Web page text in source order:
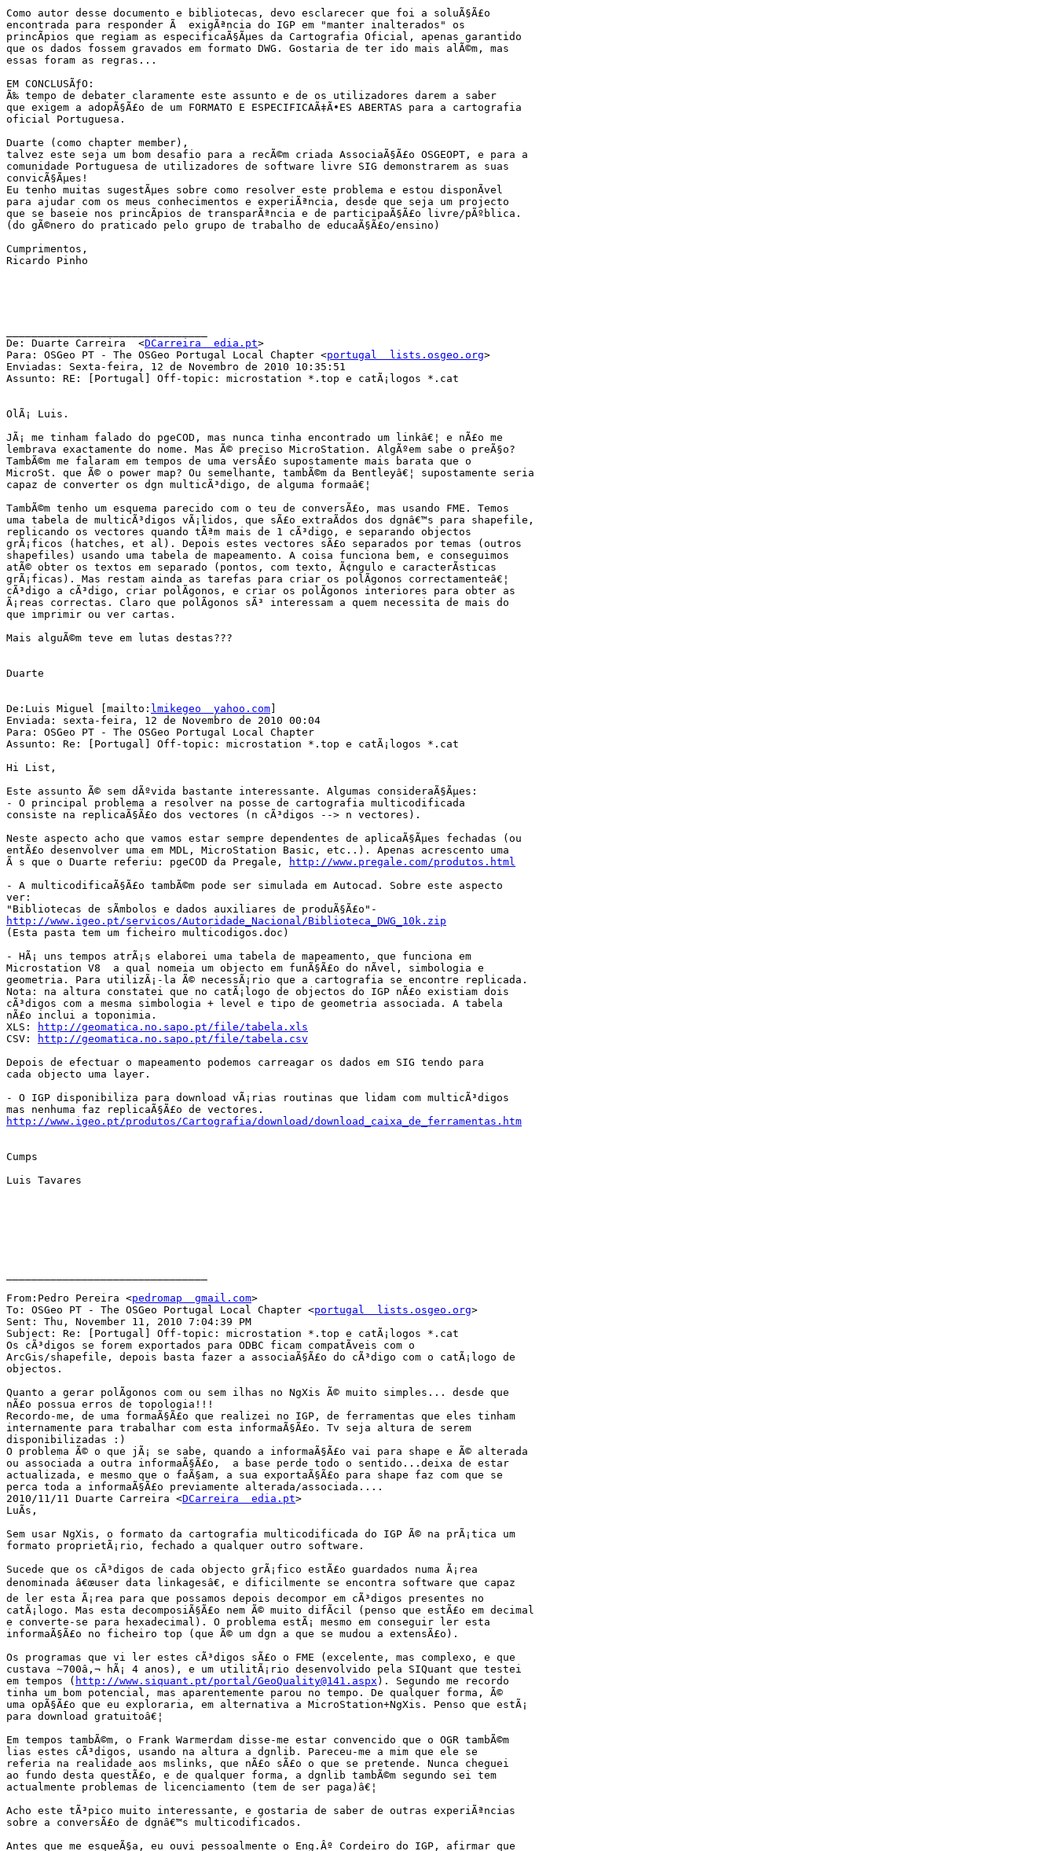
Como autor desse documento e bibliotecas, devo esclarecer que foi a soluÃ§Ã£o
encontrada para responder Ã  exigÃªncia do IGP em "manter inalterados" os
princÃ­pios que regiam as especificaÃ§Ãµes da Cartografia Oficial, apenas garantido
que os dados fossem gravados em formato DWG. Gostaria de ter ido mais alÃ©m, mas
essas foram as regras...
EM CONCLUSÃƒO:
Ã‰ tempo de debater claramente este assunto e de os utilizadores darem a saber
que exigem a adopÃ§Ã£o de um FORMATO E ESPECIFICAÃ‡Ã•ES ABERTAS para a cartografia
oficial Portuguesa.
Duarte (como chapter member),
talvez este seja um bom desafio para a recÃ©m criada AssociaÃ§Ã£o OSGEOPT, e para a
comunidade Portuguesa de utilizadores de software livre SIG demonstrarem as suas
convicÃ§Ãµes!
Eu tenho muitas sugestÃµes sobre como resolver este problema e estou disponÃ­vel
para ajudar com os meus conhecimentos e experiÃªncia, desde que seja um projecto
que se baseie nos princÃ­pios de transparÃªncia e de participaÃ§Ã£o livre/pÃºblica.
(do gÃ©nero do praticado pelo grupo de trabalho de educaÃ§Ã£o/ensino)
Cumprimentos,
Ricardo Pinho
De: Duarte Carreira  <DCarreira  edia.pt>
Para: OSGeo PT - The OSGeo Portugal Local Chapter <portugal  lists.osgeo.org>
Enviadas: Sexta-feira, 12 de Novembro de 2010 10:35:51
Assunto: RE: [Portugal] Off-topic: microstation *.top e catÃ¡logos *.cat
OlÃ¡ Luis.
JÃ¡ me tinham falado do pgeCOD, mas nunca tinha encontrado um linkâ€¦ e nÃ£o me
lembrava exactamente do nome. Mas Ã© preciso MicroStation. AlgÃºem sabe o preÃ§o?
TambÃ©m me falaram em tempos de uma versÃ£o supostamente mais barata que o
MicroSt. que Ã© o power map? Ou semelhante, tambÃ©m da Bentleyâ€¦ supostamente seria
capaz de converter os dgn multicÃ³digo, de alguma formaâ€¦
TambÃ©m tenho um esquema parecido com o teu de conversÃ£o, mas usando FME. Temos
uma tabela de multicÃ³digos vÃ¡lidos, que sÃ£o extraÃ­dos dos dgnâ€™s para shapefile,
replicando os vectores quando tÃªm mais de 1 cÃ³digo, e separando objectos
grÃ¡ficos (hatches, et al). Depois estes vectores sÃ£o separados por temas (outros
shapefiles) usando uma tabela de mapeamento. A coisa funciona bem, e conseguimos
atÃ© obter os textos em separado (pontos, com texto, Ã¢ngulo e caracterÃ­sticas
grÃ¡ficas). Mas restam ainda as tarefas para criar os polÃ­gonos correctamenteâ€¦
cÃ³digo a cÃ³digo, criar polÃ­gonos, e criar os polÃ­gonos interiores para obter as
Ã¡reas correctas. Claro que polÃ­gonos sÃ³ interessam a quem necessita de mais do
que imprimir ou ver cartas.
Mais alguÃ©m teve em lutas destas???
Duarte
De:Luis Miguel [mailto: lmikegeo  yahoo.com
Enviada: sexta-feira, 12 de Novembro de 2010 00:04
Para: OSGeo PT - The OSGeo Portugal Local Chapter
Assunto: Re: [Portugal] Off-topic: microstation *.top e catÃ¡logos *.cat
Hi List,
Este assunto Ã© sem dÃºvida bastante interessante. Algumas consideraÃ§Ãµes:
- O principal problema a resolver na posse de cartografia multicodificada
consiste na replicaÃ§Ã£o dos vectores (n cÃ³digos --> n vectores).
Neste aspecto acho que vamos estar sempre dependentes de aplicaÃ§Ãµes fechadas (ou
entÃ£o desenvolver uma em MDL, MicroStation Basic, etc..). Apenas acrescento uma
Ã s que o Duarte referiu: pgeCOD da Pregale,
http://www.pregale.com/produtos.html
- A multicodificaÃ§Ã£o tambÃ©m pode ser simulada em Autocad. Sobre este aspecto
ver:
http://www.igeo.pt/servicos/Autoridade_Nacional/Biblioteca_DWG_10k.zip
(Esta pasta tem um ficheiro multicodigos.doc)
- HÃ¡ uns tempos atrÃ¡s elaborei uma tabela de mapeamento, que funciona em
Microstation V8  a qual nomeia um objecto em funÃ§Ã£o do nÃ­vel, simbologia e
geometria. Para utilizÃ¡-la Ã© necessÃ¡rio que a cartografia se encontre replicada.
Nota: na altura constatei que no catÃ¡logo de objectos do IGP nÃ£o existiam dois
cÃ³digos com a mesma simbologia + level e tipo de geometria associada. A tabela
nÃ£o inclui a toponimia.
XLS:
http://geomatica.no.sapo.pt/file/tabela.xls
CSV:
http://geomatica.no.sapo.pt/file/tabela.csv
Depois de efectuar o mapeamento podemos carreagar os dados em SIG tendo para
cada objecto uma layer.
- O IGP disponibiliza para download vÃ¡rias routinas que lidam com multicÃ³digos
http://www.igeo.pt/produtos/Cartografia/download/download_caixa_de_ferramentas.htm
Cumps
Luis Tavares
From:Pedro Pereira <pedromap  gmail.com>
To: OSGeo PT - The OSGeo Portugal Local Chapter <portugal  lists.osgeo.org>
Sent: Thu, November 11, 2010 7:04:39 PM
Subject: Re: [Portugal] Off-topic: microstation *.top e catÃ¡logos *.cat
Os cÃ³digos se forem exportados para ODBC ficam compatÃ­veis com o
ArcGis/shapefile, depois basta fazer a associaÃ§Ã£o do cÃ³digo com o catÃ¡logo de
objectos.
Quanto a gerar polÃ­gonos com ou sem ilhas no NgXis Ã© muito simples... desde que
nÃ£o possua erros de topologia!!!
Recordo-me, de uma formaÃ§Ã£o que realizei no IGP, de ferramentas que eles tinham
internamente para trabalhar com esta informaÃ§Ã£o. Tv seja altura de serem
disponibilizadas :)
O problema Ã© o que jÃ¡ se sabe, quando a informaÃ§Ã£o vai para shape e Ã© alterada
ou associada a outra informaÃ§Ã£o,  a base perde todo o sentido...deixa de estar
actualizada, e mesmo que o faÃ§am, a sua exportaÃ§Ã£o para shape faz com que se
perca toda a informaÃ§Ã£o previamente alterada/associada....
2010/11/11 Duarte Carreira <DCarreira  edia.pt>
LuÃ­s,
Sem usar NgXis, o formato da cartografia multicodificada do IGP Ã© na prÃ¡tica um
formato proprietÃ¡rio, fechado a qualquer outro software.
Sucede que os cÃ³digos de cada objecto grÃ¡fico estÃ£o guardados numa Ã¡rea
denominada â€œuser data linkagesâ€, e dificilmente se encontra software que capaz
de ler esta Ã¡rea para que possamos depois decompor em cÃ³digos presentes no
catÃ¡logo. Mas esta decomposiÃ§Ã£o nem Ã© muito difÃ­cil (penso que estÃ£o em decimal
e converte-se para hexadecimal). O problema estÃ¡ mesmo em conseguir ler esta
informaÃ§Ã£o no ficheiro top (que Ã© um dgn a que se mudou a extensÃ£o).
Os programas que vi ler estes cÃ³digos sÃ£o o FME (excelente, mas complexo, e que
custava ~700â‚¬ hÃ¡ 4 anos), e um utilitÃ¡rio desenvolvido pela SIQuant que testei
em tempos ( http://www.siquant.pt/portal/GeoQuality@141.aspx ). Segundo me recordo
tinha um bom potencial, mas aparentemente parou no tempo. De qualquer forma, Ã©
uma opÃ§Ã£o que eu exploraria, em alternativa a MicroStation+NgXis. Penso que estÃ¡
para download gratuitoâ€¦
Em tempos tambÃ©m, o Frank Warmerdam disse-me estar convencido que o OGR tambÃ©m
lias estes cÃ³digos, usando na altura a dgnlib. Pareceu-me a mim que ele se
referia na realidade aos mslinks, que nÃ£o sÃ£o o que se pretende. Nunca cheguei
ao fundo desta questÃ£o, e de qualquer forma, a dgnlib tambÃ©m segundo sei tem
actualmente problemas de licenciamento (tem de ser paga)â€¦
Acho este tÃ³pico muito interessante, e gostaria de saber de outras experiÃªncias
sobre a conversÃ£o de dgnâ€™s multicodificados.
Antes que me esqueÃ§a, eu ouvi pessoalmente o Eng.Âº Cordeiro do IGP, afirmar que